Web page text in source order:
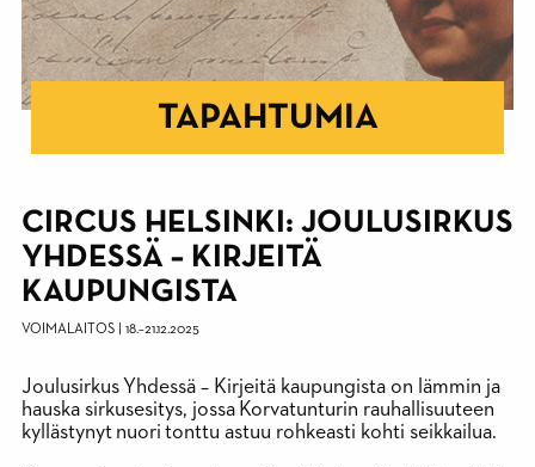
TAPAHTUMIA
CIRCUS HELSINKI: JOULUSIRKUS
YHDESSÄ – KIRJEITÄ
KAUPUNGISTA
VOIMALAITOS 18.–21.12.2025
Joulusirkus Yhdessä – Kirjeitä kaupungista on lämmin ja
hauska sirkusesitys, jossa Korvatunturin rauhallisuuteen
kyllästynyt nuori tonttu astuu rohkeasti kohti seikkailua.